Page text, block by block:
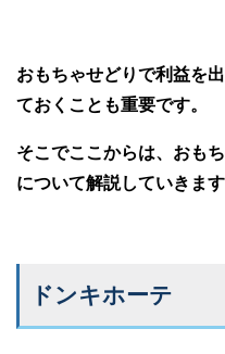
おもちゃせどりで利益を
ておくことも重要です。
そこでここからは、おも
について解説していきます
ドンキホーテ